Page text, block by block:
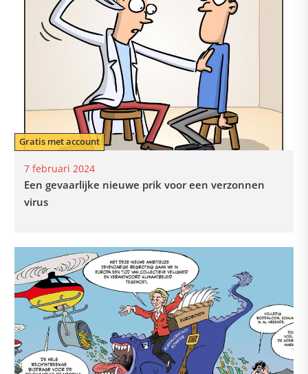
7 februari 2024
Gratis met account
Een gevaarlijke nieuwe prik voor een verzonnen
virus